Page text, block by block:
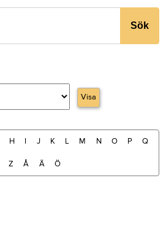
Sök
Visa
H I J K L M N O P Q
Z Å Ä Ö